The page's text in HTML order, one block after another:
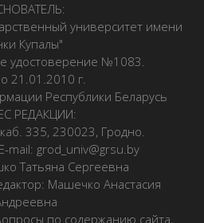
университет имени
Купалы"
удостоверение №1083.
21.01.2010 г.
Республики Беларусь
РЕДАКЦИИ:
335, 230023, Гродно.
mail: grod_univ@grsu.by
Татьяна Сергеевна
Машечко Анастасия
по содержанию сайта,